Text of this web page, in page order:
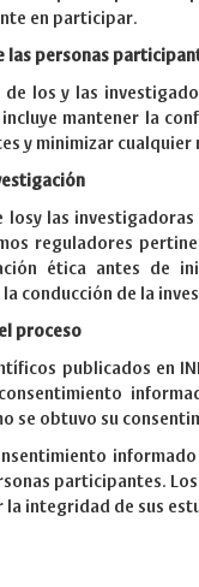
en participar.
las personas
de los y las
incluye mantener la
y minimizar
losy las
reguladores
ética antes de
conducción de la
proceso
publicados en
se obtuvo su
participantes.
la integridad de sus